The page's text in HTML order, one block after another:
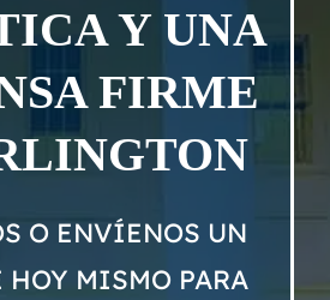
Y UNA
FIRME
O ENVÍENOS UN
HOY MISMO PARA